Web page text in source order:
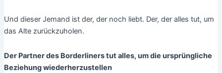
Und dieser Jemand ist der, der noch liebt. Der, der alles tut, um
das Alte zurückzuholen.
Der Partner des Borderliners tut alles, um die ursprüngliche
Beziehung wiederherzustellen